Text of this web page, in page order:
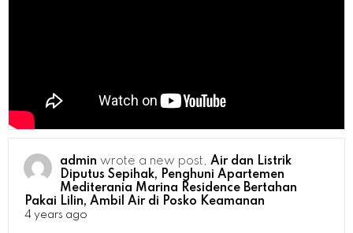
admin wrote a new post, Air dan Listrik
Diputus Sepihak, Penghuni Apartemen
Mediterania Marina Residence Bertahan
Pakai Lilin, Ambil Air di Posko Keamanan
4 years ago